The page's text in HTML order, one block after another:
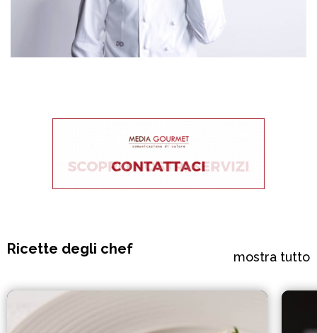
Ricette degli chef mostra tutto